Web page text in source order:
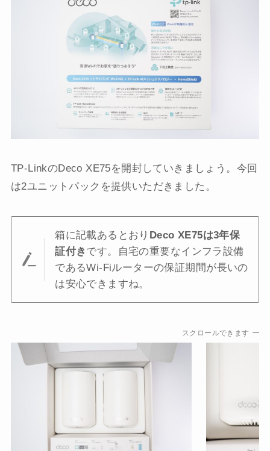
TP-LinkのDeco XE75を開封していきましょう。今回
は2ユニットパックを提供いただきました。
箱に記載あるとおり Deco XE75は3年保
証付き です。自宅の重要なインフラ設備
であるWi-Fiルーターの保証期間が長いの
は安心できますね。
スクロールできます